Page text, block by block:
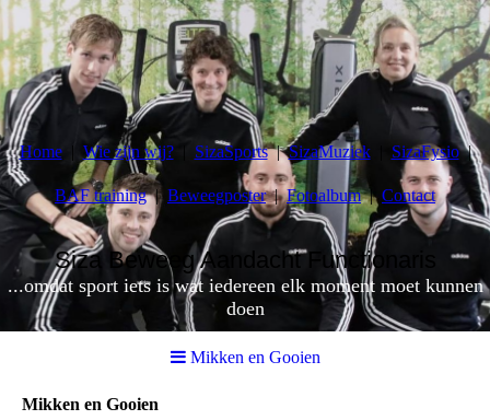
Home Wie zijn wij? SizaSports SizaMuziek SizaFysio
BAF training Beweegposter Fotoalbum Contact
Siza Beweeg Aandacht Functionaris
...omdat sport iets is wat iedereen elk moment moet kunnen
doen
Mikken en Gooien
Mikken en Gooien